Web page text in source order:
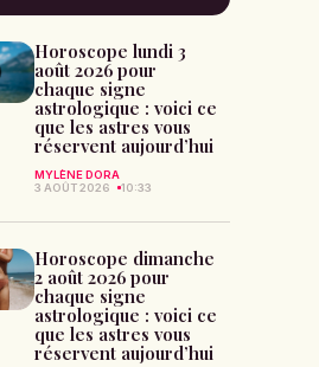
Horoscope lundi 3
août 2026 pour
chaque signe
astrologique : voici ce
que les astres vous
réservent aujourd’hui
MYLÈNE DORA
3 AOÛT 2026
10:33
Horoscope dimanche
2 août 2026 pour
chaque signe
astrologique : voici ce
que les astres vous
réservent aujourd’hui